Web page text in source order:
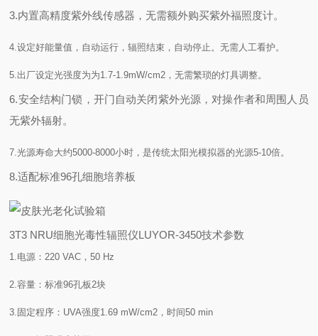
3.内置高精度紫外线传感器，无需额外购买紫外福照度计。
4.设定好能量值，自动运行，辐照结束，自动停止。无需人工看护。
5.出厂设定光强度为为1.7-1.9mW/cm2，无需繁琐的灯具调整。
6.安全结构门锁，开门自动关闭紫外光源，对操作者和周围人员
无紫外辐射。
7.光源寿命大约5000-8000小时，是传统太阳光模拟器的光源5-10倍。
8.适配标准96孔细胞培养板
3T3 NRU细胞光毒性辐照仪LUYOR-3450技术参数
1.电源：220 VAC，50 Hz
2.容量：标准96孔板2块
3.固定程序：UVA强度1.69 mW/cm2，时间50 min